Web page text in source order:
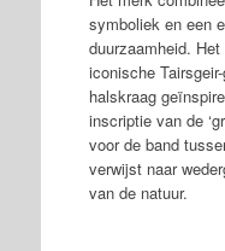
symboliek en een
duurzaamheid.
iconische
halskraag
inscriptie van de
voor de band
verwijst naar
van de natuur.